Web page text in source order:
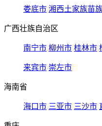
娄底市 湘西土家族苗
广西壮族自治区
南宁市 柳州市 桂林市
来宾市 崇左市
海南省
海口市 三亚市 三沙市